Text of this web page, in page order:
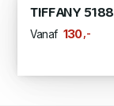
TIFFANY
Vanaf 130 ,-